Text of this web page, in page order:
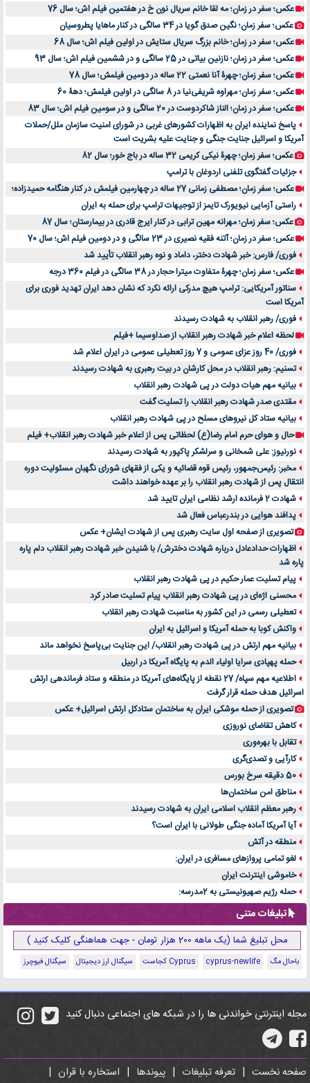
عکس؛ سفر در زمان؛ مه لقا خانم سریال نون خ در هفتمین فیلم اش؛ سال 76
عکس؛ سفر زمان؛ نگین صدق گویا در 34 سالگی در کنار ماهایا پطروسیان
عکس؛ سفر در زمان؛ خانم بزرگ سریال ستایش در اولین فیلم اش؛ سال 68
عکس؛ سفر در زمان؛ نازنین بیاتی در 25 سالگی و در ششمین فیلم اش؛ سال 93
عکس؛ سفر زمان؛ چهرۀ آنا نعمتی 22 ساله در دومین فیلمش؛ سال 78
عکس؛ سفر زمان؛ مهراوه شریفی‌نیا در 8 سالگی در اولین فیلمش؛ دهۀ 60
عکس؛ سفر در زمان؛ الناز شاکردوست در 20 سالگی و در سومین فیلم اش؛ سال 83
پاسخ نماینده ایران به اظهارات کشورهای غربی در شورای امنیت سازمان ملل/حملات
آمریکا و اسرائیل جنایت جنگی و جنایت علیه بشریت است
عکس؛ سفر زمان؛ چهرۀ نیکی کریمی 32 ساله در باج خور؛ سال 82
جزئیات گفتگوی تلفنی اردوغان با ترامپ
عکس؛ سفر زمان؛ مصطفی زمانی 27 ساله در چهارمین فیلمش در کنار هنگامه حمیدزاده؛
راستی آزمایی نیویورک تایمز از توجیهات ترامپ برای حمله به ایران
عکس؛ سفر زمان؛ مهرانه مهین ترابی در کنار ایرج قادری در بیمارستان؛ سال 87
عکس؛ سفر در زمان؛ آتنه فقیه نصیری در 23 سالگی و در دومین فیلم اش؛ سال 70
فوری/ فارس: خبر شهادت دختر، داماد و نوه رهبر انقلاب تأیید شد
عکس؛ سفر زمان؛ چهرۀ متفاوت میترا حجار در 38 سالگی در فیلم 360 درجه
سناتور آمریکایی: ترامپ هیچ مدرکی ارائه نکرد که نشان دهد ایران تهدید فوری برای
آمریکا است
فوری/ رهبر انقلاب به شهادت رسیدند
لحظه اعلام خبر شهادت رهبر انقلاب از صداوسیما +فیلم
فوری/ 40 روز عزای عمومی و 7 روز تعطیلی عمومی در ایران اعلام شد
تسنیم: رهبر انقلاب در محل کارشان در بیت رهبری به شهادت رسیدند
بیانیه مهم هیات دولت در پی شهادت رهبر انقلاب
مقتدی صدر شهادت رهبر انقلاب را تسلیت گفت
بیانیه ستاد کل نیروهای مسلح در پی شهادت رهبر انقلاب
حال و هوای حرم امام رضا(ع) لحظاتی پس از اعلام خبر شهادت رهبر انقلاب+ فیلم
نورنیوز: علی شمخانی و سرلشکر پاکپور به شهادت رسیدند
مخبر: رئیس‌جمهور، رئیس قوه ‌قضائیه و یکی از فقهای شورای نگهبان مسئولیت دوره
انتقال پس ‌از شهادت رهبر انقلاب را بر عهده خواهند داشت
شهادت 2 فرمانده ارشد نظامی ایران تایید شد
پدافند هوایی در بندرعباس فعال شد
تصویری از صفحه اول سایت رهبری پس از شهادت ایشان+ عکس
اظهارات حدادعادل درباره شهادت دخترش/ با شنیدن خبر شهادت رهبر انقلاب دلم پاره
پاره شد
پیام تسلیت عمار حکیم در پی شهادت رهبر انقلاب
محسنی اژه‌ای در پی شهادت رهبر انقلاب پیام تسلیت صادر کرد
تعطیلی رسمی در این کشور به مناسبت شهادت رهبر انقلاب
واکنش کوبا به حمله آمریکا و اسرائیل به ایران
بیانیه مهم ارتش در پی شهادت رهبر انقلاب/ این جنایت بی‌پاسخ نخواهد ماند
حمله پهپادی سرایا اولیاء الدم به پایگاه آمریکا در اربیل
اطلاعیه مهم سپاه/ 27 نقطه از پایگاه‌های آمریکا در منطقه و ستاد فرماندهی ارتش
اسرائیل هدف حمله قرار گرفت
تصویری از حمله موشکی ایران به ساختمان ستادکل ارتش اسرائیل+ عکس
کاهش تقاضای نوروزی
تقابل با بهره‌وری
کارآیی و تصدی‌گری
50 دقیقه سرخ بورس
مناطق امن ساختمان‌ها
رهبر معظم انقلاب اسلامی ایران به شهادت رسیدند
آیا آمریکا آماده جنگی طولانی با ایران است؟
منطقه در آتش
لغو تمامی پروازهای مسافری در ایران:
خاموشی اینترنت ایران
حمله رژیم صهیونیستی به 2مدرسه:
تبلیغات متنی
محل تبلیغ شما (یک ماهه 200 هزار تومان - جهت هماهنگی کلیک کنید )
باحال مگ cyprus-newlife Cyprus کجاست سیگنال ارز دیجیتال سیگنال فیوچرز
مجله اینترنتی خواندنی ها را در شبکه های اجتماعی دنبال کنید
صفحه نخست | تعرفه تبلیغات | پیوندها | استخاره با قران |